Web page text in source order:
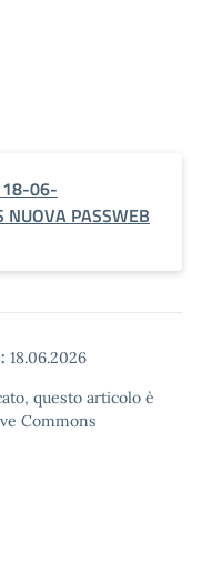
18-06-
PASSWEB
18.06.2026
questo articolo è
Commons